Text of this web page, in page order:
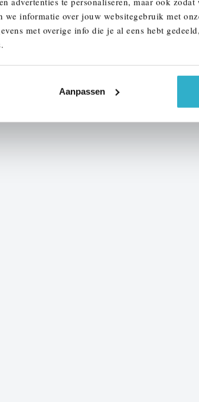
we informatie over jouw websitegebruik met
met overige info die je al eens hebt
Aanpassen